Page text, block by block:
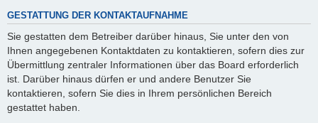
GESTATTUNG DER KONTAKTAUFNAHME
Sie gestatten dem Betreiber darüber hinaus, Sie unter den von
Ihnen angegebenen Kontaktdaten zu kontaktieren, sofern dies zur
Übermittlung zentraler Informationen über das Board erforderlich
ist. Darüber hinaus dürfen er und andere Benutzer Sie
kontaktieren, sofern Sie dies in Ihrem persönlichen Bereich
gestattet haben.